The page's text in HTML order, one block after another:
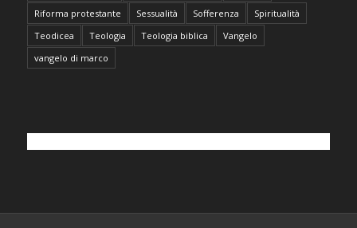
Riforma protestante
Sessualità Sofferenza
Spiritualità
Teodicea
Teologia Teologia biblica
Vangelo
vangelo di marco